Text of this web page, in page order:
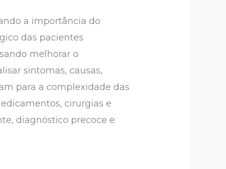
a importância do
das pacientes
melhorar o
sintomas, causas,
para a complexidade das
cirurgias e
diagnóstico precoce e